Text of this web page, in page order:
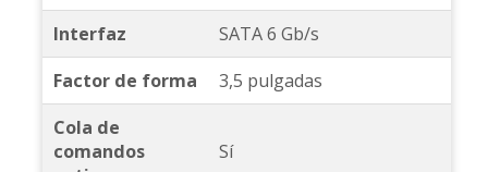
Interfaz
SATA 6 Gb/s
Factor de forma
3,5 pulgadas
Cola de
comandos
Sí